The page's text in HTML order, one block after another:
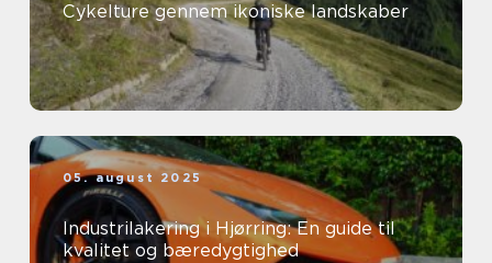
Cykelture gennem ikoniske landskaber
05. august 2025
Industrilakering i Hjørring: En guide til
kvalitet og bæredygtighed